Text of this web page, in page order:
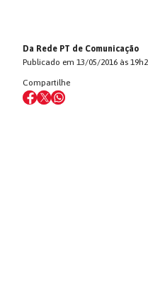
Da Rede PT de Comunicação
Publicado em 13/05/2016 às
Compartilhe